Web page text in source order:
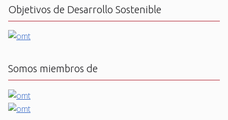
Objetivos de Desarrollo Sostenible
Somos miembros de